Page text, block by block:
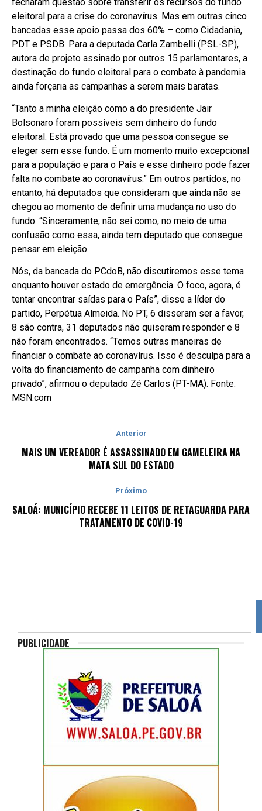
eleitoral para a crise do coronavírus. Mas em outras cinco
bancadas esse apoio passa dos 60% – como Cidadania,
PDT e PSDB. Para a deputada Carla Zambelli (PSL-SP),
autora de projeto assinado por outros 15 parlamentares, a
destinação do fundo eleitoral para o combate à pandemia
ainda forçaria as campanhas a serem mais baratas.
“Tanto a minha eleição como a do presidente Jair
Bolsonaro foram possíveis sem dinheiro do fundo
eleitoral. Está provado que uma pessoa consegue se
eleger sem esse fundo. É um momento muito excepcional
para a população e para o País e esse dinheiro pode fazer
falta no combate ao coronavírus.” Em outros partidos, no
entanto, há deputados que consideram que ainda não se
chegou ao momento de definir uma mudança no uso do
fundo. “Sinceramente, não sei como, no meio de uma
confusão como essa, ainda tem deputado que consegue
pensar em eleição.
Nós, da bancada do PCdoB, não discutiremos esse tema
enquanto houver estado de emergência. O foco, agora, é
tentar encontrar saídas para o País”, disse a líder do
partido, Perpétua Almeida. No PT, 6 disseram ser a favor,
8 são contra, 31 deputados não quiseram responder e 8
não foram encontrados. “Temos outras maneiras de
financiar o combate ao coronavírus. Isso é desculpa para a
volta do financiamento de campanha com dinheiro
privado”, afirmou o deputado Zé Carlos (PT-MA). Fonte:
MSN.com
Anterior
MAIS UM VEREADOR É ASSASSINADO EM GAMELEIRA NA
MATA SUL DO ESTADO
Próximo
SALOÁ: MUNICÍPIO RECEBE 11 LEITOS DE RETAGUARDA PARA
TRATAMENTO DE COVID-19
PUBLICIDADE